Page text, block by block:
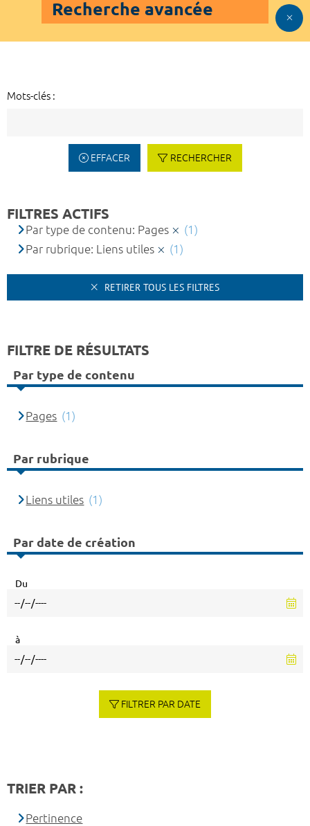
Recherche avancée
Mots-clés :
EFFACER RECHERCHER
FILTRES ACTIFS
Par type de contenu: Pages
(1)
Par rubrique: Liens utiles
(1)
RETIRER TOUS LES FILTRES
FILTRE DE RÉSULTATS
Par type de contenu
Pages (1)
Par rubrique
Liens utiles (1)
Par date de création
Du
à
FILTRER PAR DATE
TRIER PAR :
Pertinence